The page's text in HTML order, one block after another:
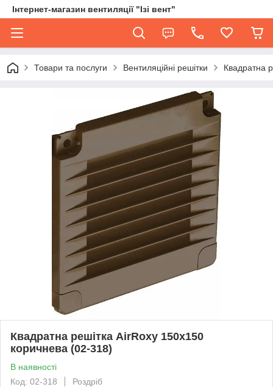
Інтернет-магазин вентиляції "Ізі вент"
Товари та послуги Вентиляційні решітки Квадратна
Квадратна решітка AirRoxy 150х150
коричнева (02-318)
В наявності
Код: 02-318
Роздріб